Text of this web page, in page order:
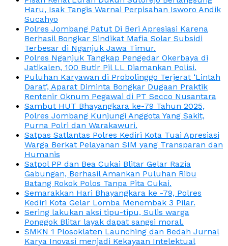
Haru, Isak Tangis Warnai Perpisahan Isworo Andik
Sucahyo
Polres Jombang Patut Di Beri Apresiasi Karena
Berhasil Bongkar Sindikat Mafia Solar Subsidi
Terbesar di Nganjuk Jawa Timur.
Polres Nganjuk Tangkap Pengedar Okerbaya di
Jatikalen, 100 Butir Pil LL Diamankan Polisi.
Puluhan Karyawan di Probolinggo Terjerat ‘Lintah
Darat’, Aparat Diminta Bongkar Dugaan Praktik
Rentenir Oknum Pegawai di PT Secco Nusantara
Sambut HUT Bhayangkara ke-79 Tahun 2025,
Polres Jombang Kunjungi Anggota Yang Sakit,
Purna Polri dan Warakawuri.
Satpas Satlantas Polres Kediri Kota Tuai Apresiasi
Warga Berkat Pelayanan SIM yang Transparan dan
Humanis
Satpol PP dan Bea Cukai Blitar Gelar Razia
Gabungan, Berhasil Amankan Puluhan Ribu
Batang Rokok Polos Tanpa Pita Cukai.
Semarakkan Hari Bhayangkara ke -79, Polres
Kediri Kota Gelar Lomba Menembak 3 Pilar.
Sering lakukan aksi tipu-tipu, Sulis warga
Ponggok Blitar layak dapat sangsi moral.
SMKN 1 Plosoklaten Launching dan Bedah Jurnal
Karya Inovasi menjadi Kekayaan Intelektual